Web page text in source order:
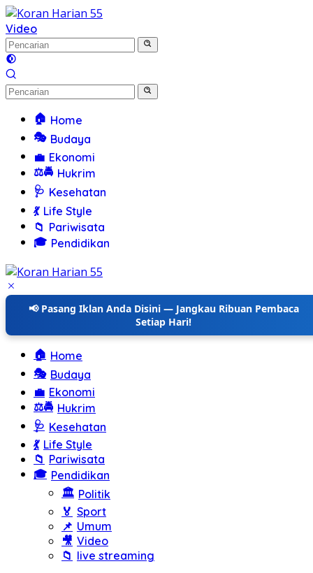
Langsung
ke
konten
Video
🏠 Home
🎭 Budaya
💼 Ekonomi
⚖️🚔 Hukrim
🩺 Kesehatan
💃 Life Style
📁 Pariwisata
🎓 Pendidikan
📢 Pasang Iklan Anda Disini — Jangkau Ribuan Pembaca
Setiap Hari!
🏠 Home
🎭 Budaya
💼 Ekonomi
⚖️🚔 Hukrim
🩺 Kesehatan
💃 Life Style
📁 Pariwisata
🎓 Pendidikan
🏛️ Politik
🏅 Sport
📌 Umum
🎥 Video
📁 live streaming